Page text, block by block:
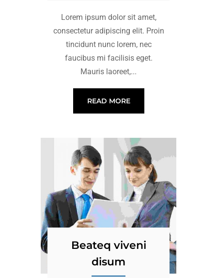
Lorem ipsum dolor sit amet,
consectetur adipiscing elit. Proin
tincidunt nunc lorem, nec
faucibus mi facilisis eget.
Mauris laoreet,...
READ MORE
Beateq viveni
disum